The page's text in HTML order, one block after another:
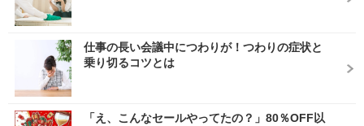
仕事の長い会議中につわりが！つわりの症状と
乗り切るコツとは
「え、こんなセールやってたの？」80％OFF以